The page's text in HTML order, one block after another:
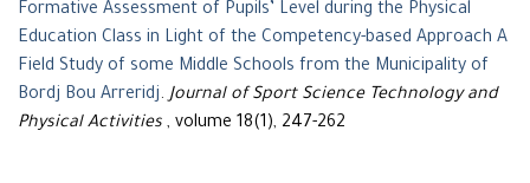
Formative Assessment of Pupils’ Level during the Physical
Education Class in Light of the Competency-based Approach A
Field Study of some Middle Schools from the Municipality of
Bordj Bou Arreridj.Journal of Sport Science Technology and
Physical Activities , volume 18(1), 247-262